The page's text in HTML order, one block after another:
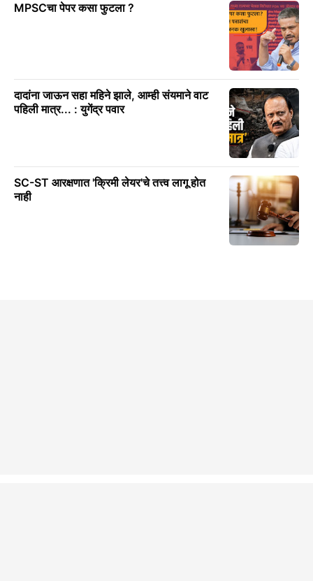
MPSCचा पेपर कसा फुटला ?
दादांना जाऊन सहा महिने झाले, आम्ही संयमाने वाट
पहिली मात्र... : युगेंद्र पवार
SC-ST आरक्षणात 'क्रिमी लेयर'चे तत्त्व लागू होत
नाही